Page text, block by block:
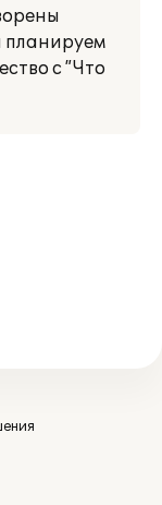
планируем
с ”Что